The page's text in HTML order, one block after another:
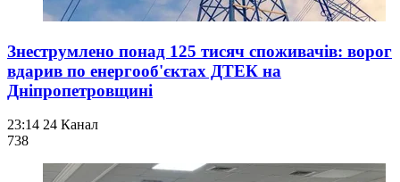
Знеструмлено понад 125 тисяч споживачів: ворог
вдарив по енергооб'єктах ДТЕК на
Дніпропетровщині
23:14 24 Канал
738